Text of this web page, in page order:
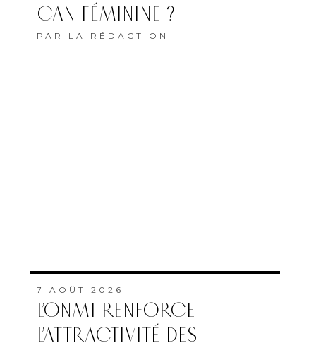
CAN FÉMININE ?
PAR LA RÉDACTION
7 AOÛT 2026
L’ONMT RENFORCE
L’ATTRACTIVITÉ DES